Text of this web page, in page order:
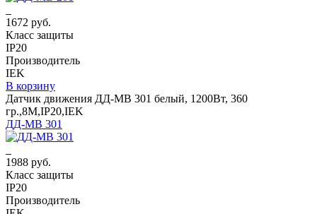
1672 руб.
Класс защиты
IP20
Производитель
IEK
В корзину
Датчик движения ДД-МВ 301 белый, 1200Вт, 360
гр.,8М,IP20,IEK
ДД-МВ 301
1988 руб.
Класс защиты
IP20
Производитель